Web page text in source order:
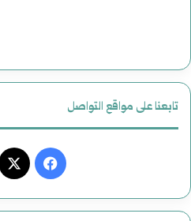
تابعنا على مواقع التواصل
فيسبوك
‫X